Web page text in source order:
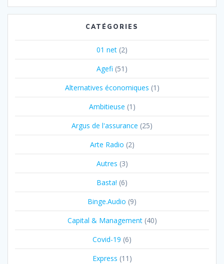
CATÉGORIES
01 net (2)
Agefi (51)
Alternatives économiques (1)
Ambitieuse (1)
Argus de l'assurance (25)
Arte Radio (2)
Autres (3)
Basta! (6)
Binge.Audio (9)
Capital & Management(40)
Covid-19 (6)
Express (11)